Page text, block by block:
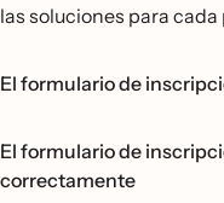
las soluciones para
El formulario de
El formulario de
correctamente